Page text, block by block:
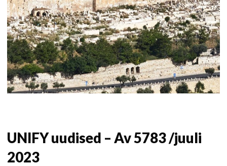
UNIFY uudised – Av 5783 /juuli
2023